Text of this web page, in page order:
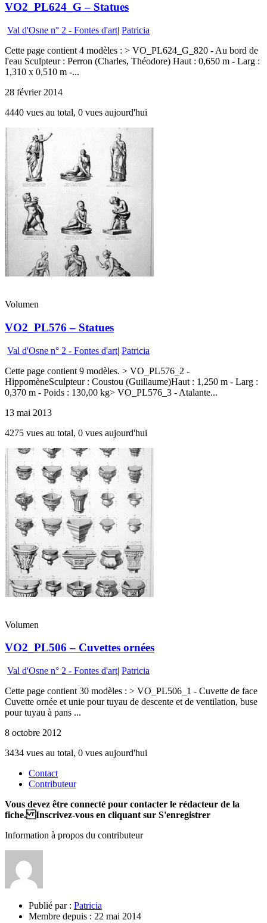
VO2_PL624_G – Statues
Val d'Osne n° 2 - Fontes d'art| Patricia
Cette page contient 4 modèles : > VO_PL624_G_820 - Au bord de
l'eau Sculpteur : Perron (Charles, Théodore) Haut : 0,650 m - Larg :
1,310 x 0,510 m -...
28 février 2014
4440 vues au total, 0 vues aujourd'hui
Volumen
VO2_PL576 – Statues
Val d'Osne n° 2 - Fontes d'art| Patricia
Cette page contient 9 modèles. > VO_PL576_2 -
HippomèneSculpteur : Coustou (Guillaume)Haut : 1,250 m - Larg :
0,370 m - Poids : 130,00 kg> VO_PL576_3 - Atalante...
13 mai 2013
4275 vues au total, 0 vues aujourd'hui
Volumen
VO2_PL506 – Cuvettes ornées
Val d'Osne n° 2 - Fontes d'art| Patricia
Cette page contient 30 modèles : > VO_PL506_1 - Cuvette de face
Cuvette ornée et unie pour tuyau de descente et de ventilation, buse
pour tuyau à pans ...
8 octobre 2012
3434 vues au total, 0 vues aujourd'hui
Contact
Contributeur
Vous devez être connecté pour contacter le rédacteur de la
fiche. Inscrivez-vous en cliquant sur S'enregistrer
Information à propos du contributeur
Publié par : Patricia
Membre depuis : 22 mai 2014